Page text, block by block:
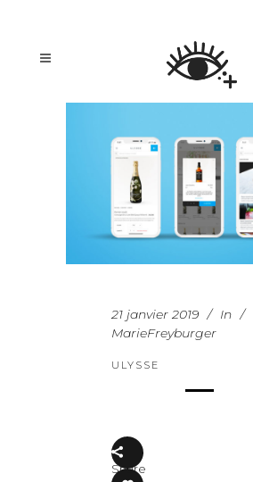
21 janvier 2019 In
MarieFreyburger
ULYSSE
Share